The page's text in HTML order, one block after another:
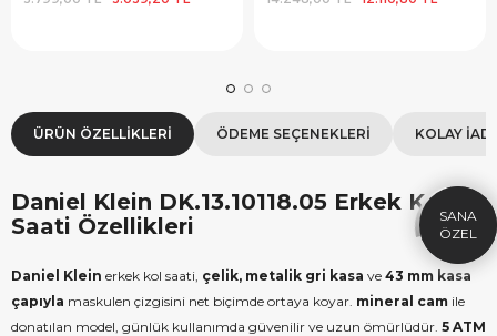
ÜRÜN ÖZELLIKLERI ÖDEME SEÇENEKLERI KOLAY
Daniel Klein DK.13.10118.05 Erkek Kol
Saati Özellikleri
Daniel Klein erkek kol saati, çelik, metalik gri kasa ve 43 mm kasa
çapıyla maskulen çizgisini net biçimde ortaya koyar. mineral cam ile
donatılan model, günlük kullanımda güvenilir ve uzun ömürlüdür. 5 ATM
HEDIYE
ÇEKI
SEPETTE İNDİRİM
9.999 TL üzeri alışverişe özel×
HEDIYE1000